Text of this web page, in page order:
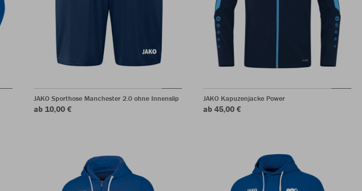
JAKO Sporthose Manchester 2.0 ohne Innenslip
ab 10,00 €
JAKO Kapuzenjacke Power
ab 45,00 €